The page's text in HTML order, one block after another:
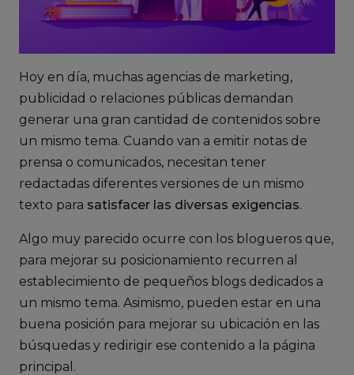
Hoy en día, muchas agencias de marketing,
publicidad o relaciones públicas demandan
generar una gran cantidad de contenidos sobre
un mismo tema. Cuando van a emitir notas de
prensa o comunicados, necesitan tener
redactadas diferentes versiones de un mismo
texto para satisfacer las diversas exigencias.
Algo muy parecido ocurre con los blogueros que,
para mejorar su posicionamiento recurren al
establecimiento de pequeños blogs dedicados a
un mismo tema. Asimismo, pueden estar en una
buena posición para mejorar su ubicación en las
búsquedas y redirigir ese contenido a la página
principal.